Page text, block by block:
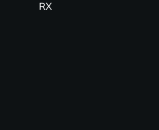
RX